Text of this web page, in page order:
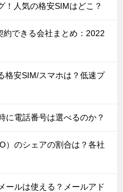
！人気の格安SIMはどこ？
約できる会社まとめ：2022
格安SIM/スマホは？低速プ
に電話番号は選べるのか？
）のシェアの割合は？各社
ールは使える？メールアド